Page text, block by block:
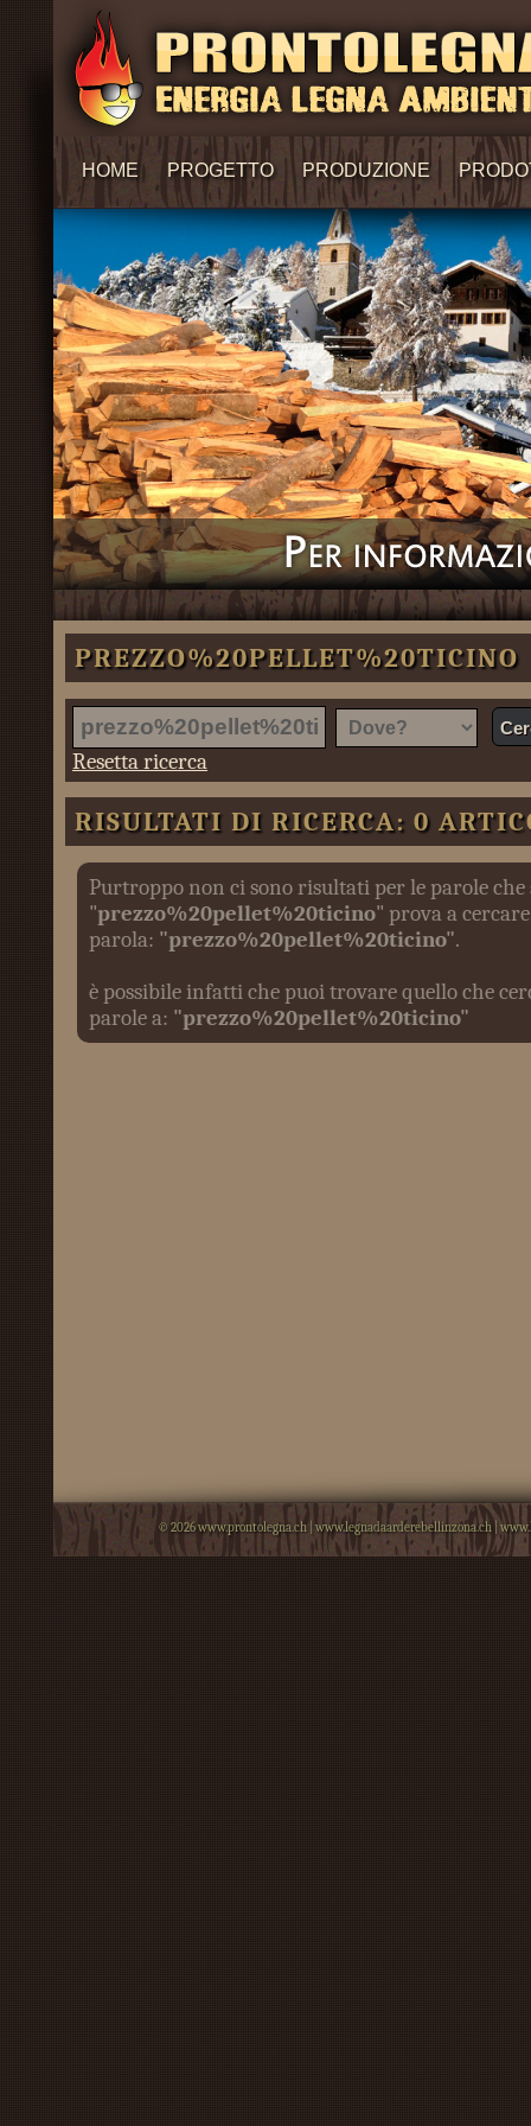
HOME PROGETTO PRODUZIONE
PREZZO%20PELLET%20TICINO
Resetta ricerca
RISULTATI DI RICERCA: 0
Purtroppo non ci sono risultati per le parole che
"prezzo%20pellet%20ticino" prova a
parola: "prezzo%20pellet%20ticino".
è possibile infatti che puoi trovare quello che
parole a: "prezzo%20pellet%20ticino"
© 2026www.prontolegna.ch| www.legnadaarderebellinzona.ch|